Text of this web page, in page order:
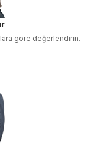
göre değerlendirin.